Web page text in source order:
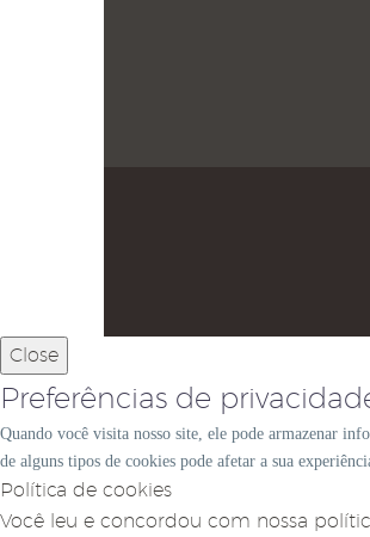
Close
Preferências de
Quando você visita nosso site, ele pode armazenar
de alguns tipos de cookies pode afetar a sua
Política de cookies
Você leu e concordou com nossa